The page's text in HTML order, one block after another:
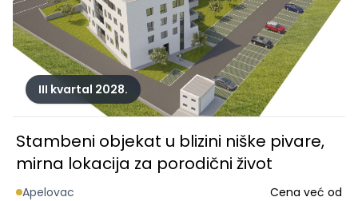
III kvartal 2028.
Stambeni objekat u blizini niške pivare,
mirna lokacija za porodični život
Apelovac Cena već od